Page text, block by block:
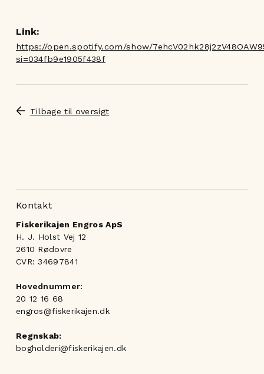
Link:
https://open.spotify.com/show/
si=034fb9e1905f438f
Tilbage til oversigt
Kontakt
Fiskerikajen Engros ApS
H. J. Holst Vej 12
2610 Rødovre
CVR: 34697841
Hovednummer:
20 12 16 68
engros@fiskerikajen.dk
Regnskab:
bogholderi@fiskerikajen.dk